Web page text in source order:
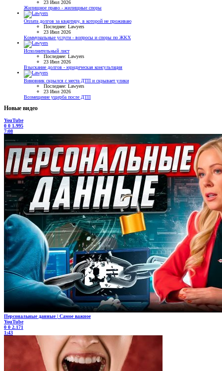
23 Июл 2026
Жилищное право - жилищные споры
Оплата долгов за квартиру, в которой не проживаю
Последнее: Lawyers
23 Июл 2026
Коммунальные услуги - вопросы и споры по ЖКХ
Исполнительный лист
Последнее: Lawyers
23 Июл 2026
Взыскание долгов - юридическая консультация
Виновник скрылся с места ДТП и скрывает улики
Последнее: Lawyers
23 Июл 2026
Возмещение ущерба после ДТП
Новые видео
YouTube
0 0 1.995
7:08
Персональные данные | Самое важное
YouTube
0 0 2.171
1:43